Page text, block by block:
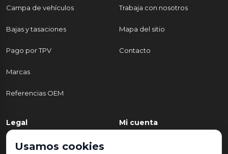
Campa de vehículos
Bajas y tasaciones
Pago por TPV
Marcas
Referencias OEM
Trabaja con nosotros
Mapa del sitio
Contacto
Legal
Política de Privacidad
Mi cuenta
Usamos cookies